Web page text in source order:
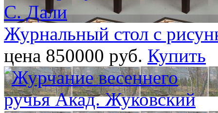
Журнальный стол с
цена 850000 pуб. Купить